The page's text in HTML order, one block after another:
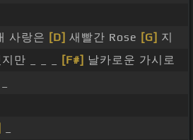
사랑은 [D] 새빨간 Rose [G] 지
만 _ _ _ [F#] 날카로운 가시로